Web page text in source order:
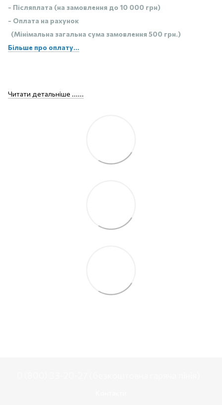
- Післяплата (на замовлення до 10 000 грн)
- Оплата на рахунок
(Мінімальна загальна сума замовлення 500 грн.)
Більше про оплату...
Читати детальніше ......